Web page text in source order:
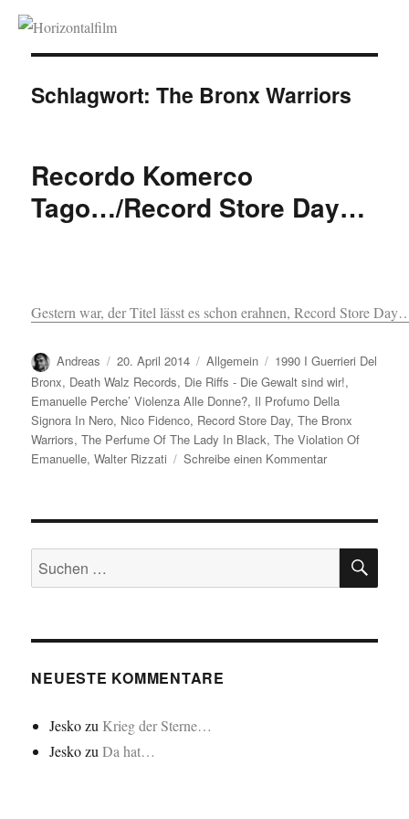
Horizontalfilm
Schlagwort:The Bronx Warriors
Recordo Komerco
Tago…/Record Store Day…
Gestern war, der Titel lässt es schon erahnen, Record Store
Autor
Andreas
Veröffentlicht
am
20. April 2014 Kategorien
Allgemein Schlagwörter
1990 I Guerrieri Del
Bronx, Death Walz Records, Die Riffs - Die Gewalt sind wir!,
Emanuelle Perche’ Violenza Alle Donne?, Il Profumo Della
Signora In Nero, Nico Fidenco, Record Store Day,The Bronx
Warriors,The Perfume Of The Lady In Black,The Violation Of
Emanuelle,Walter Rizzati Schreibe einen Kommentarzu
Day…
Suchen
nach:
NEUESTE KOMMENTARE
Jeskozu Krieg der Sterne…
JeskozuDa hat…